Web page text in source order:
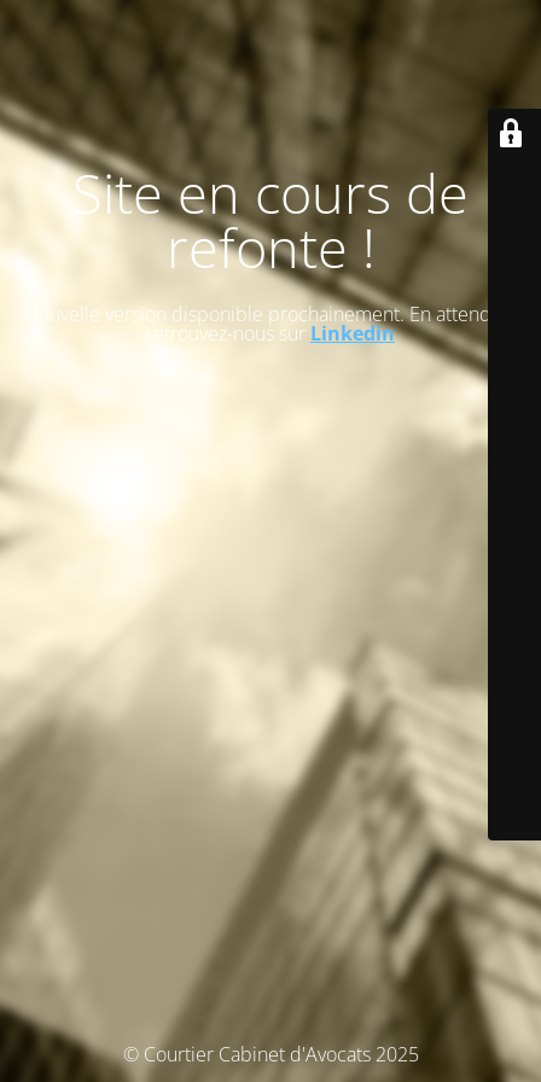
Site en cours de
refonte !
Nouvelle version disponible prochainement. En attendant
retrouvez-nous sur Linkedin
© Courtier Cabinet d'Avocats 2025